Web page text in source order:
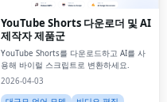
YouTube Shorts 다운로더 및 AI
제작자 제품군
YouTube Shorts를 다운로드하고 AI를 사
용해 바이럴 스크립트로 변환하세요.
2026-04-03